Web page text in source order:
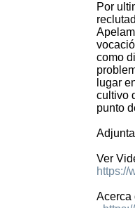
Por
como
lugar
cultivo
punto
Ver
https://
Acerca